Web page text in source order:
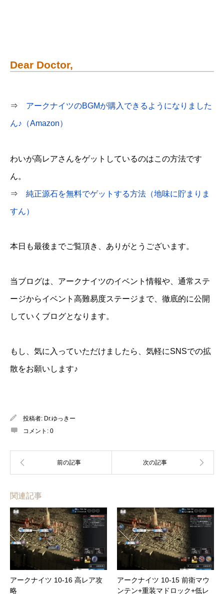
Dear Doctor,
⇒ アークナイツのBGMが購入できるようになりました
ん♪（Amazon）
わいが高レアさんをゲットしているのはこの方法です
ん。
⇒ 純正源石を無料でゲットする方法（地味に貯まりま
すん）
本日も最後までご覧頂き、ありがとうございます。
当ブログは、アークナイツのイベント情報や、通常ステ
ージからイベント高難易度ステージまで、徹底的に公開
していくブログとなります。
もし、気に入っていただけましたら、気軽にSNSでの拡
散をお願いします♪
投稿者: Dr.ゆっきー
コメント: 0
関連記事
アークナイツ 10-16 高レア攻
略
アークナイツ 10-15 前衛マウ
ンテン+重装マドロック+低レ